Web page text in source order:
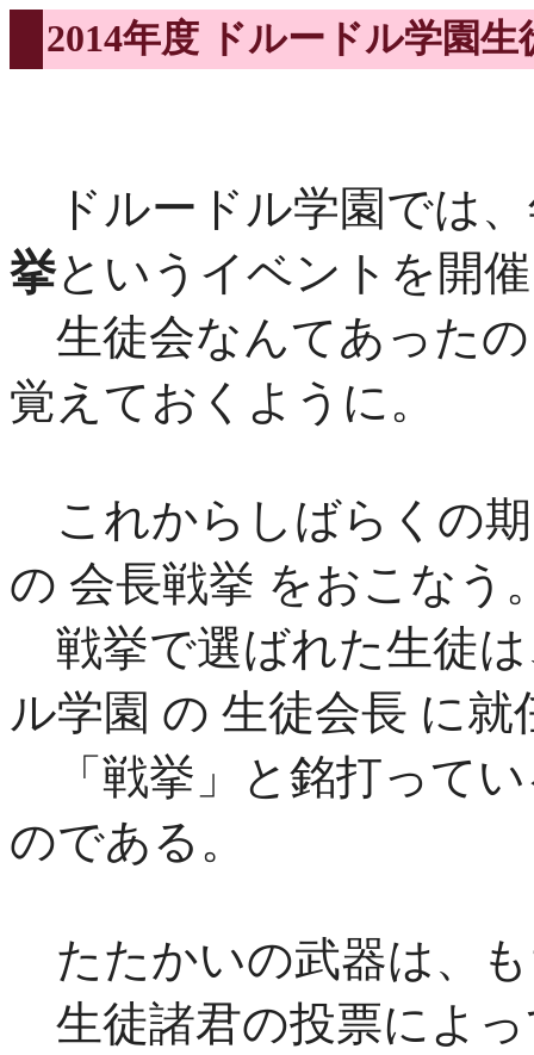
2014年度 ドルードル学園生
ドルードル学園では
挙というイベントを開
生徒会なんてあった
覚えておくように。
これからしばらくの
の 会長戦挙 をおこなう
戦挙で選ばれた生徒
ル学園 の 生徒会長 に就
「戦挙」と銘打って
のである。
たたかいの武器は、
生徒諸君の投票によ